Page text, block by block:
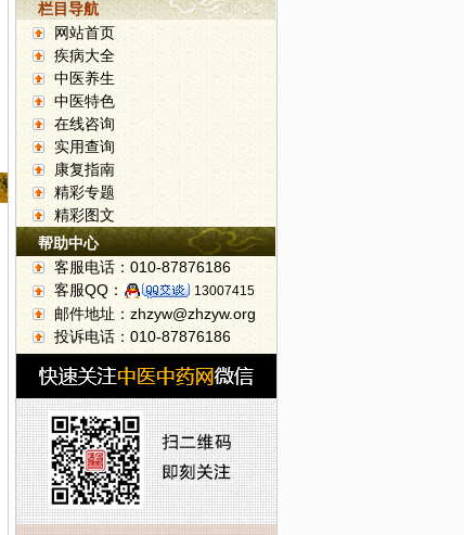
栏目导航
网站首页
疾病大全
中医养生
中医特色
在线咨询
实用查询
康复指南
精彩专题
精彩图文
帮助中心
客服电话：010-87876186
客服QQ：
13007415
邮件地址：zhzyw@zhzyw.org
投诉电话：010-87876186